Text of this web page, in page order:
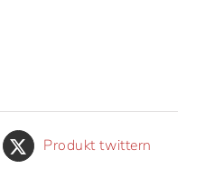
Produkt twittern